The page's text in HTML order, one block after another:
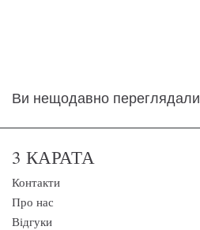
Ви нещодавно переглядали
3 КАРАТА
Контакти
Про нас
Відгуки